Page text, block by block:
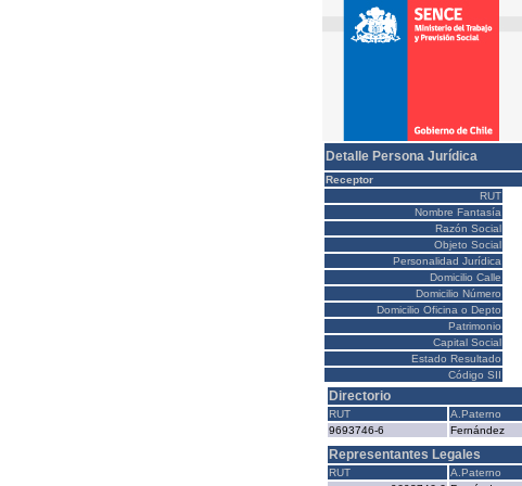
Detalle Persona Jurídica
Receptor
RUT
Nombre Fantasía
Razón Social
Objeto Social
Personalidad Jurídica
Domicilio Calle
Domicilio Número
Domicilio Oficina o Depto
Patrimonio
Capital Social
Estado Resultado
Código SII
Directorio
RUT A.Paterno
9693746-6
Fernández
Representantes Legales
RUT A.Paterno